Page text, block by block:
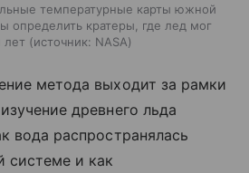
температурные карты южной
определить кратеры, где лед мог
лет
источник: NASA
метода выходит за рамки
древнего льда
вода распространялась
системе и как